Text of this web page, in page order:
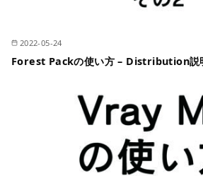
2022-05-24
Forest Packの使い方 – Distribution